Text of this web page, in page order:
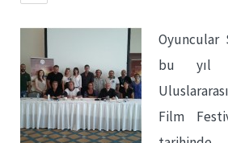
Oyuncular
bu yıl
Film